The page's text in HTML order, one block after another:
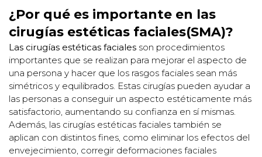
¿Por qué es importante en las
cirugías estéticas faciales(SMA)?
Las cirugías estéticas faciales son procedimientos
importantes que se realizan para mejorar el aspecto de
una persona y hacer que los rasgos faciales sean más
simétricos y equilibrados. Estas cirugías pueden ayudar a
las personas a conseguir un aspecto estéticamente más
satisfactorio, aumentando su confianza en sí mismas.
Además, las cirugías estéticas faciales también se
aplican con distintos fines, como eliminar los efectos del
envejecimiento, corregir deformaciones faciales